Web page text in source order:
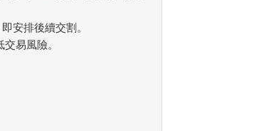
安排後續交割。
易風險。